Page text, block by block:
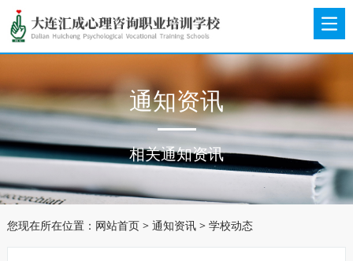
通知资讯
相关通知资讯
您现在所在位置： 网站首页> 通知资讯> 学校动态